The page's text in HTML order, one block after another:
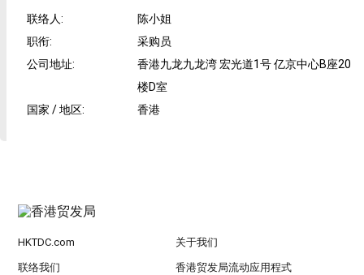
联络人:
陈小姐
职衔:
采购员
公司地址:
香港九龙九龙湾 宏光道1号 亿京中心B座20
楼D室
国家 / 地区: 香港
HKTDC.com 关于我们
联络我们 香港贸发局流动应用程式